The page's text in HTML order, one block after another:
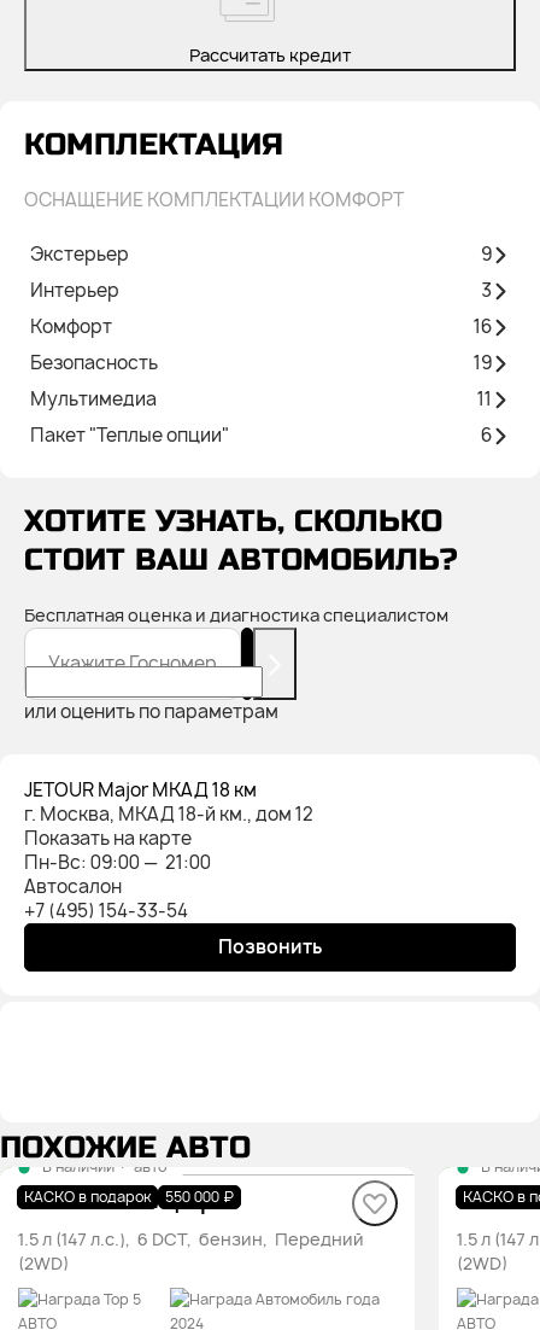
Рассчитать кредит
КОМПЛЕКТАЦИЯ
ОСНАЩЕНИЕ КОМПЛЕКТАЦИИ КОМФОРТ
Экстерьер
9
Интерьер
3
Комфорт
16
Безопасность
19
Мультимедиа
11
Пакет "Теплые опции"
6
ХОТИТЕ УЗНАТЬ, СКОЛЬКО
СТОИТ ВАШ АВТОМОБИЛЬ?
Бесплатная оценка и диагностика специалистом
Укажите Госномер
или оценить по параметрам
JETOUR Major МКАД 18 км
г. Москва, МКАД 18-й км., дом 12
Показать на карте
Пн-Вс: 09:00 — 21:00
Автосалон
+7 (495) 154-33-54
Позвонить
ПОХОЖИЕ АВТО
КАСКО в подарок 550 000 ₽
В наличии · авто
DASHING Комфорт
1.5 л (147 л.с.), 6 DCT, бензин, Передний
(2WD)
КАСКО в
В
1.5 л
(2WD)